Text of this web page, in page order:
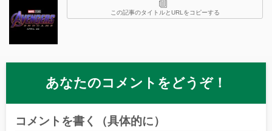
この記事のタイトルとURLをコピーする
あなたのコメントをどうぞ！
コメントを書く（具体的に）